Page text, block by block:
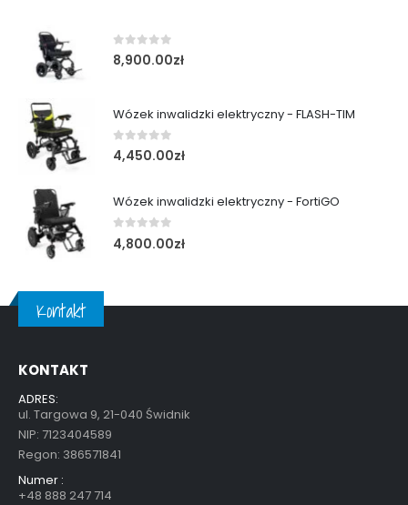
0out of 5
8,900.00zł
Wózek inwalidzki elektryczny - FLASH-TIM
0out of 5
4,450.00zł
Wózek inwalidzki elektryczny - FortiGO
0out of 5
4,800.00zł
Kontakt
KONTAKT
ADRES:
ul. Targowa 9, 21-040 Świdnik
NIP: 7123404589
Regon: 386571841
Numer :
+48 888 247 714